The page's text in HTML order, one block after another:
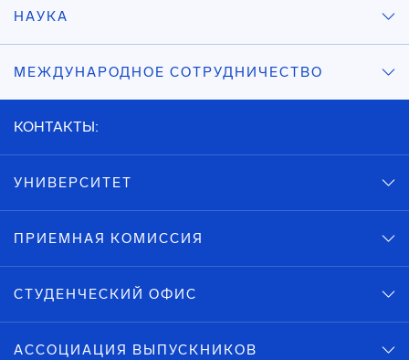
НАУКА
МЕЖДУНАРОДНОЕ СОТРУДНИЧЕСТВО
КОНТАКТЫ:
УНИВЕРСИТЕТ
ПРИЕМНАЯ КОМИССИЯ
СТУДЕНЧЕСКИЙ ОФИС
АССОЦИАЦИЯ ВЫПУСКНИКОВ